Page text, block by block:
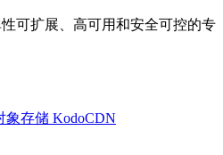
可扩展、高可用和安全可控的专
象存储 KodoCDN